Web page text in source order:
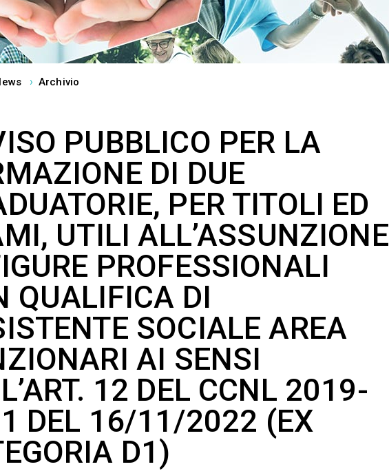
Archivio
PUBBLICO PER LA
DI DUE
PER TITOLI ED
UTILI ALL’ASSUNZIONE
PROFESSIONALI
QUALIFICA DI
SOCIALE AREA
AI SENSI
12 DEL CCNL 2019-
DEL 16/11/2022 (EX
D1)